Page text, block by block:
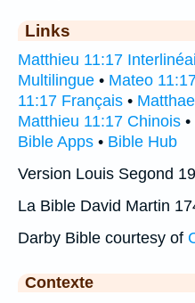
Links
Matthieu 11:17
Multilingue • Mateo
11:17 Français •
Matthieu 11:17 Chinois •
Bible Apps • Bible Hub
Version Louis Segond
La Bible David Martin
Darby Bible courtesy of
Contexte